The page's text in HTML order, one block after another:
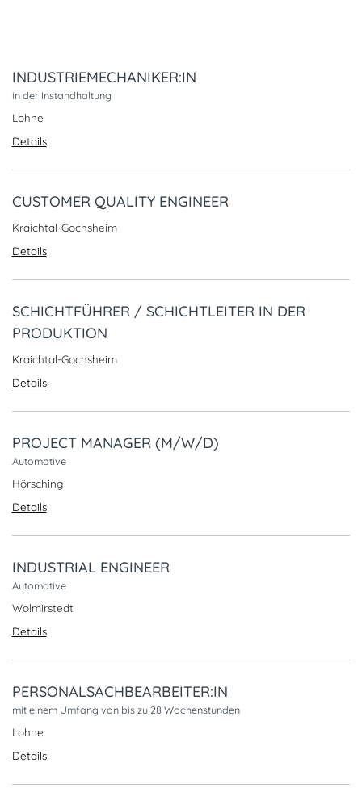
INDUSTRIEMECHANIKER:IN
in der Instandhaltung
Lohne
Details
CUSTOMER QUALITY ENGINEER
Kraichtal-Gochsheim
Details
SCHICHTFÜHRER / SCHICHTLEITER IN DER
PRODUKTION
Kraichtal-Gochsheim
Details
PROJECT MANAGER (M/W/D)
Automotive
Hörsching
Details
INDUSTRIAL ENGINEER
Automotive
Wolmirstedt
Details
PERSONALSACHBEARBEITER:IN
mit einem Umfang von bis zu 28 Wochenstunden
Lohne
Details